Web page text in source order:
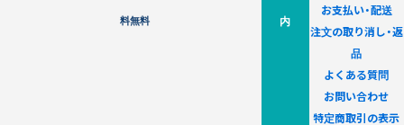
料無料
内
お支払い・配送
注文の取り消し・返
品
よくある質問
お問い合わせ
特定商取引の表示